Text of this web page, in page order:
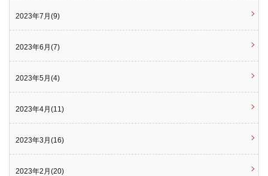
2023年7月(9)
2023年6月(7)
2023年5月(4)
2023年4月(11)
2023年3月(16)
2023年2月(20)